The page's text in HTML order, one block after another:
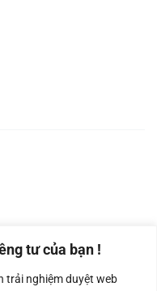
tư của bạn !
trải nghiệm duyệt web